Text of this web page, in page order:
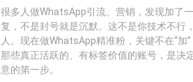
很多人做WhatsApp引流、营销，发现加了
复，不是封号就是沉默。这不是你技术不行
人。现在做WhatsApp精准粉，关键不在“加
那些真正活跃的、有标签价值的账号，是决
意的第一步。